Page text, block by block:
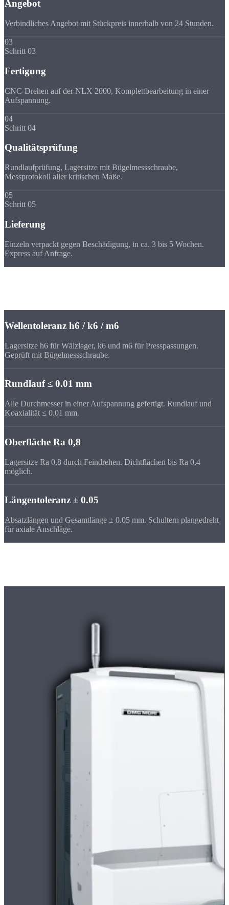
Angebot
Verbindliches Angebot mit Stückpreis innerhalb von 24 Stunden.
03
Schritt 03
Fertigung
CNC-Drehen auf der NLX 2000, Komplettbearbeitung in einer
Aufspannung.
04
Schritt 04
Qualitätsprüfung
Rundlaufprüfung, Lagersitze mit Bügelmessschraube,
Messprotokoll aller kritischen Maße.
05
Schritt 05
Lieferung
Einzeln verpackt gegen Beschädigung, in ca. 3 bis 5 Wochen.
Express auf Anfrage.
Wellentoleranz h6 / k6 / m6
Lagersitze h6 für Wälzlager, k6 und m6 für Presspassungen.
Geprüft mit Bügelmessschraube.
Rundlauf ≤ 0.01 mm
Alle Durchmesser in einer Aufspannung gefertigt. Rundlauf und
Koaxialität ≤ 0.01 mm.
Oberfläche Ra 0,8
Lagersitze Ra 0,8 durch Feindrehen. Dichtflächen bis Ra 0,4
möglich.
Längentoleranz ± 0.05
Absatzlängen und Gesamtlänge ± 0.05 mm. Schultern plangedreht
für axiale Anschläge.